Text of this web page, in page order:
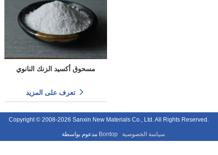
مسحوق أكسيد الزنك النانوي
Copyright © 2008-2026 Sanxin New Materials Co., Ltd. All Rights Reserved.
مدعوم بواسطة Bontop سياسة الخصوصية